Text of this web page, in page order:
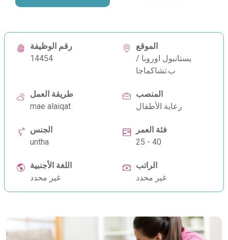
رقم الوظيفة
14454
الموقع
يستانبول اوروبا /
ب.تشاكماجا
طريقة العمل
mae alaiqat
المنصب
رعاية الأطفال
الجنس
untha
فئة العمر
25 - 40
اللغة الأجنبية
غير محدد
الراتب
غير محدد